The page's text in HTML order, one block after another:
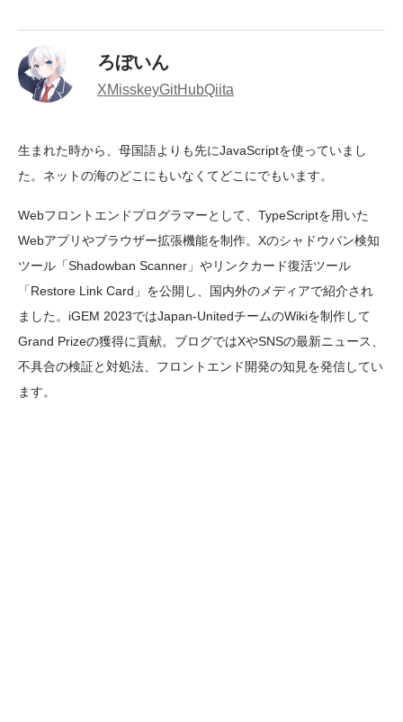
ろぼいん
XMisskeyGitHubQiita
生まれた時から、母国語よりも先にJavaScriptを使っていまし
た。ネットの海のどこにもいなくてどこにでもいます。
Webフロントエンドプログラマーとして、TypeScriptを用いた
Webアプリやブラウザー拡張機能を制作。Xのシャドウバン検知
ツール「Shadowban Scanner」やリンクカード復活ツール
「Restore Link Card」を公開し、国内外のメディアで紹介され
ました。iGEM 2023ではJapan-UnitedチームのWikiを制作して
Grand Prizeの獲得に貢献。ブログではXやSNSの最新ニュース、
不具合の検証と対処法、フロントエンド開発の知見を発信してい
ます。